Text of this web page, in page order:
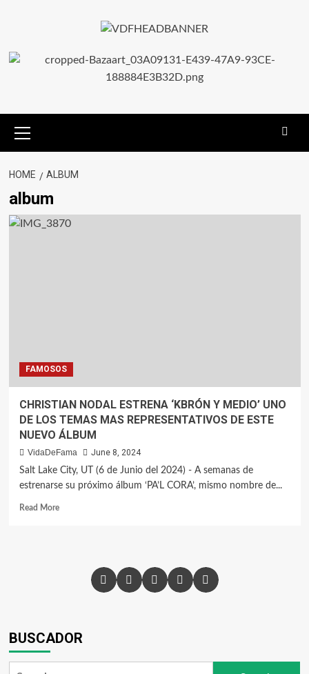
HOME ALBUM
album
FAMOSOS
CHRISTIAN NODAL ESTRENA ‘KBRÓN Y MEDIO’ UNO
DE LOS TEMAS MAS REPRESENTATIVOS DE ESTE
NUEVO ÁLBUM
VidaDeFama
June 8, 2024
Salt Lake City, UT (6 de Junio del 2024) - A semanas de
estrenarse su próximo álbum ‘PA’L CORA’, mismo nombre de...
Read More
BUSCADOR